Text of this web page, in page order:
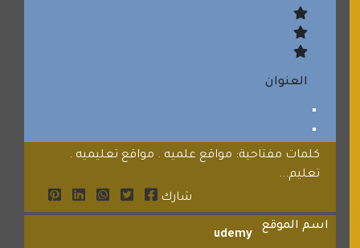
العنوان
كلمات مفتاحية: مواقع علميه . مواقع تعليميه .
تعليم...
شارك
اسم الموقع
udemy